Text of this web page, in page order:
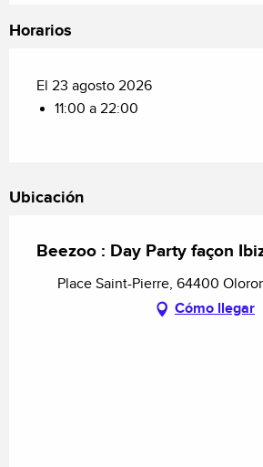
Horarios
El 23 agosto 2026
11:00 a 22:00
Ubicación
Beezoo : Day Party façon
Place Saint-Pierre, 64400
Cómo llegar